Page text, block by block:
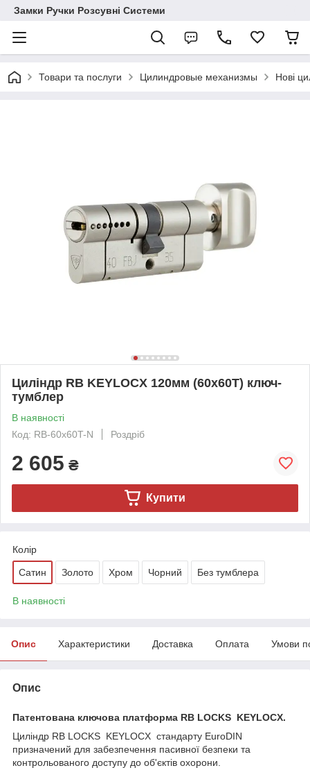
Замки Ручки Розсувні Системи
Товари та послуги Цилиндровые механизмы Нові
Циліндр RB KEYLOCX 120мм (60x60T) ключ-
тумблер
В наявності
Код: RB-60x60T-N
Роздріб
2 605 ₴
Купити
Колір
Сатин Золото Хром Чорний Без тумблера
В наявності
Опис Характеристики Доставка Оплата Умови
Опис
Патентована ключова платформа RB LOCKS KEYLOCX.
Циліндр RB LOCKS KEYLOCX стандарту EuroDIN
призначений для забезпечення пасивної безпеки та
контрольованого доступу до об'єктів охорони.